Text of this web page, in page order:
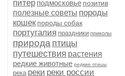
питер подмосковье позитив
полезные советы породы
кошек породы собак
португалия праздники приколы
природа птицы
путешествия растения
редкие животные редкие птицы
река реки реки россии